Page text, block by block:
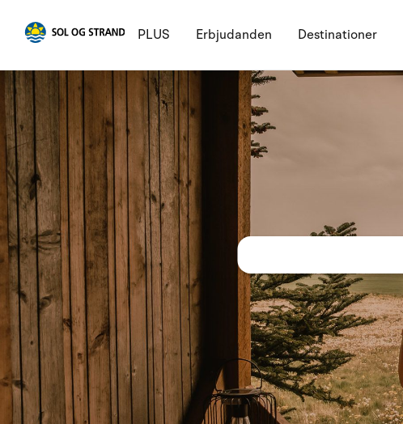
PLUS Erbjudanden Destinationer